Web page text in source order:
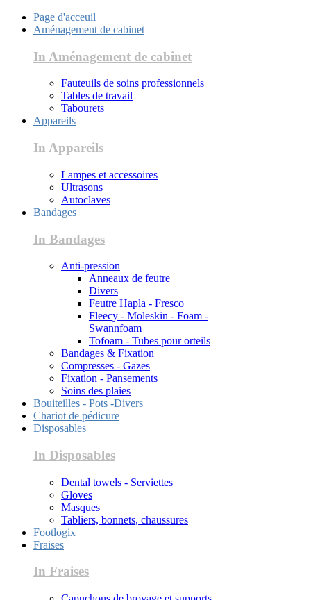
Page d'acceuil
Aménagement de cabinet
In Aménagement de cabinet
Fauteuils de soins professionnels
Tables de travail
Tabourets
Appareils
In Appareils
Lampes et accessoires
Ultrasons
Autoclaves
Bandages
In Bandages
Anti-pression
Anneaux de feutre
Divers
Feutre Hapla - Fresco
Fleecy - Moleskin - Foam -
Swannfoam
Tofoam - Tubes pour orteils
Bandages & Fixation
Compresses - Gazes
Fixation - Pansements
Soins des plaies
Bouiteilles - Pots -Divers
Chariot de pédicure
Disposables
In Disposables
Dental towels - Serviettes
Gloves
Masques
Tabliers, bonnets, chaussures
Footlogix
Fraises
In Fraises